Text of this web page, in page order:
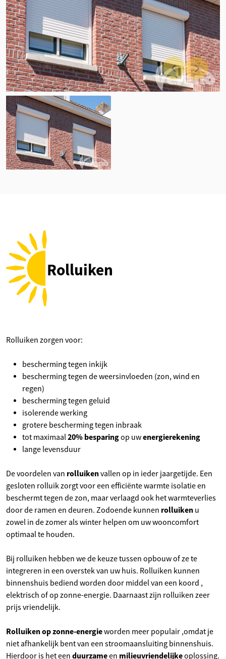
Rolluiken
Rolluiken zorgen voor:
bescherming tegen inkijk
bescherming tegen de weersinvloeden (zon, wind en
regen)
bescherming tegen geluid
isolerende werking
grotere bescherming tegen inbraak
tot maximaal20% besparingop uwenergierekening
lange levensduur
De voordelen van rolluikenvallen op in ieder jaargetijde. Een
gesloten rolluik zorgt voor een efficiënte warmte isolatie en
beschermt tegen de zon, maar verlaagd ook het warmteverlies
door de ramen en deuren. Zodoende kunnen rolluiken u
zowel in de zomer als winter helpen om uw wooncomfort
optimaal te houden.
Bij rolluiken hebben we de keuze tussen opbouw of ze te
integreren in een overstek van uw huis. Rolluiken kunnen
binnenshuis bediend worden door middel van een koord ,
elektrisch of op zonne-energie. Daarnaast zijn rolluiken zeer
prijs vriendelijk.
Rolluiken op zonne-energieworden meer populair ,omdat je
niet afhankelijk bent van een stroomaansluiting binnenshuis.
Hierdoor is het een duurzameen milieuvriendelijkeoplossing.